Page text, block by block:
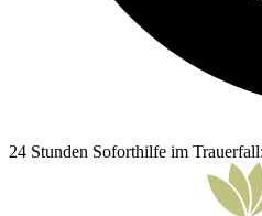
24 Stunden Soforthilfe im Trauerfall: